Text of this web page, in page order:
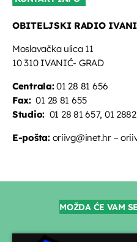
OBITELJSKI RADIO
Moslavačka ulica 11
10 310 IVANIĆ- GRAD
Centrala:01 28 81 656
Fax:01 28 81 655
Studio: 01 28 81 657, 01
E-pošta:oriivg@inet.hr –
MOŽDA ĆE VAM